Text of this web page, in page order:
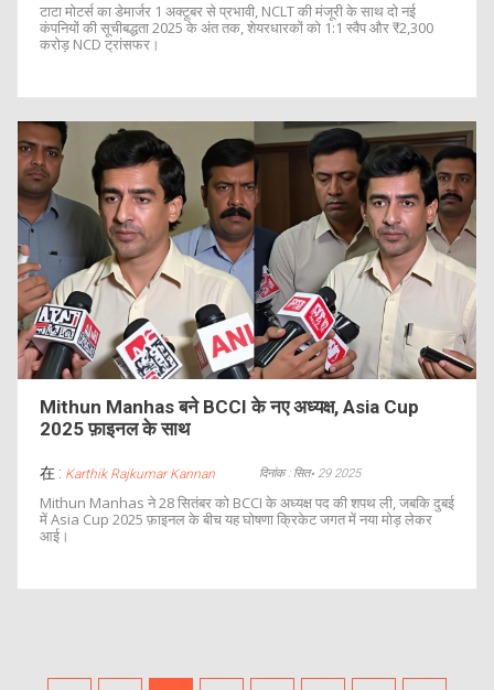
टाटा मोटर्स का डेमार्जर 1 अक्टूबर से प्रभावी, NCLT की मंजूरी के साथ दो नई
कंपनियों की सूचीबद्धता 2025 के अंत तक, शेयरधारकों को 1:1 स्वैप और ₹2,300
करोड़ NCD ट्रांसफर।
Mithun Manhas बने BCCI के नए अध्यक्ष, Asia Cup
2025 फ़ाइनल के साथ
在 : Karthik Rajkumar Kannan दिनांक : सित॰ 29 2025
Mithun Manhas ने 28 सितंबर को BCCI के अध्यक्ष पद की शपथ ली, जबकि दुबई
में Asia Cup 2025 फ़ाइनल के बीच यह घोषणा क्रिकेट जगत में नया मोड़ लेकर
आई।